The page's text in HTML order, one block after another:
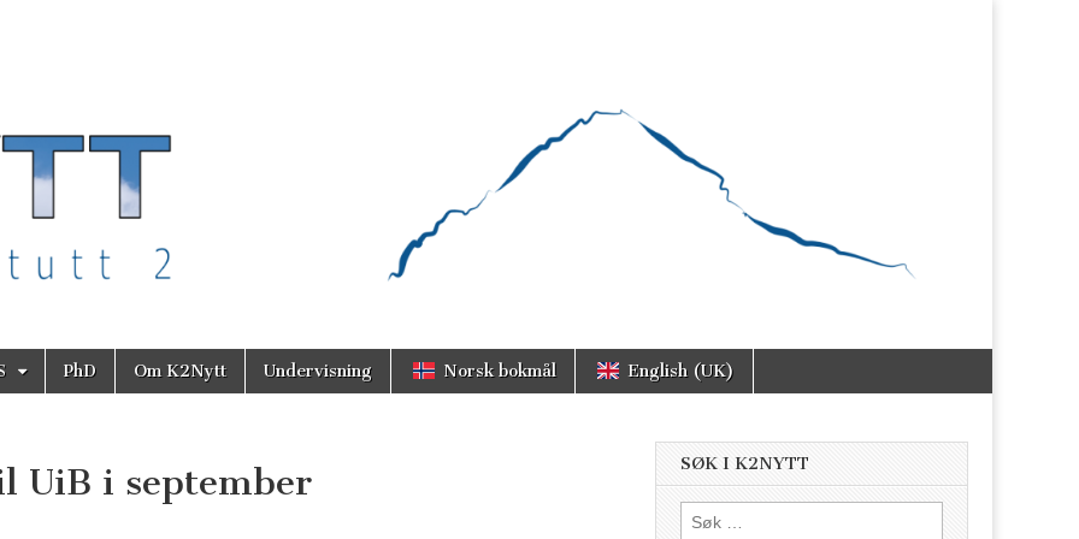
PhD Om K2Nytt Undervisning Norsk bokmål English (UK)
UiB i september SØK I K2NYTT
Søk